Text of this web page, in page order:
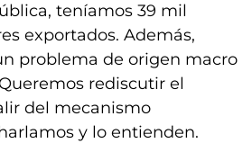
teníamos 39 mil
exportados. Además,
problema de origen macro
rediscutir el
del mecanismo
y lo entienden.